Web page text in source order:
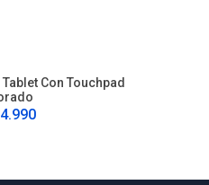
Con Touchpad